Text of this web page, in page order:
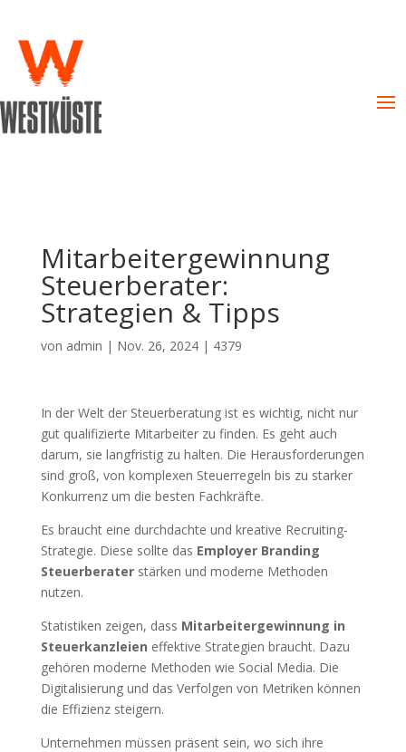
Mitarbeitergewinnung
Steuerberater:
Strategien & Tipps
von admin | Nov. 26, 2024| 4379
In der Welt der Steuerberatung ist es wichtig, nicht nur
gut qualifizierte Mitarbeiter zu finden. Es geht auch
darum, sie langfristig zu halten. Die Herausforderungen
sind groß, von komplexen Steuerregeln bis zu starker
Konkurrenz um die besten Fachkräfte.
Es braucht eine durchdachte und kreative Recruiting-
Strategie. Diese sollte das Employer Branding
Steuerberaterstärken und moderne Methoden
nutzen.
Statistiken zeigen, dass Mitarbeitergewinnung in
Steuerkanzleien effektive Strategien braucht. Dazu
gehören moderne Methoden wie Social Media. Die
Digitalisierung und das Verfolgen von Metriken können
die Effizienz steigern.
Unternehmen müssen präsent sein, wo sich ihre